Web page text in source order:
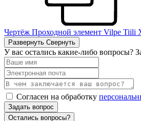
Чертёж Проходной элемент Vilpe Tiili
Развернуть Свернуть
У вас остались какие-либо вопросы?
Согласен на обработку
Задать вопрос
Остались вопросы?